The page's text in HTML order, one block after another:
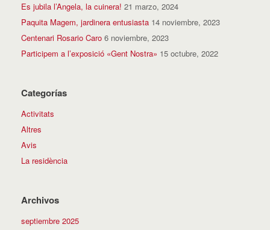
Es jubila l’Angela, la cuinera! 21 marzo, 2024
Paquita Magem, jardinera entusiasta 14 noviembre, 2023
Centenari Rosario Caro 6 noviembre, 2023
Participem a l’exposició «Gent Nostra» 15 octubre, 2022
Categorías
Activitats
Altres
Avis
La residència
Archivos
septiembre 2025